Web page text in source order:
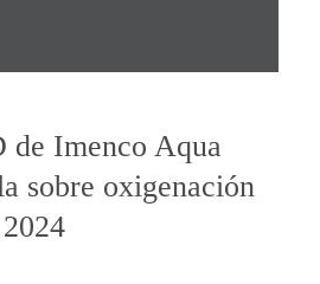
de Imenco Aqua
sobre oxigenación